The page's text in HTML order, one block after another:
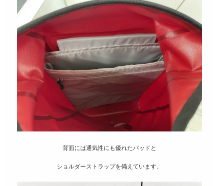
背面には通気性にも優れたパッドと
ショルダーストラップを備えています。